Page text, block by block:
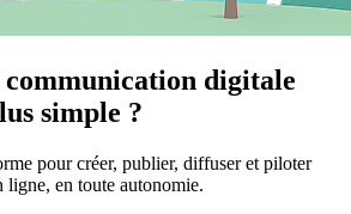
digitale
simple ?
pour créer, publier, diffuser et piloter
ligne, en toute autonomie.